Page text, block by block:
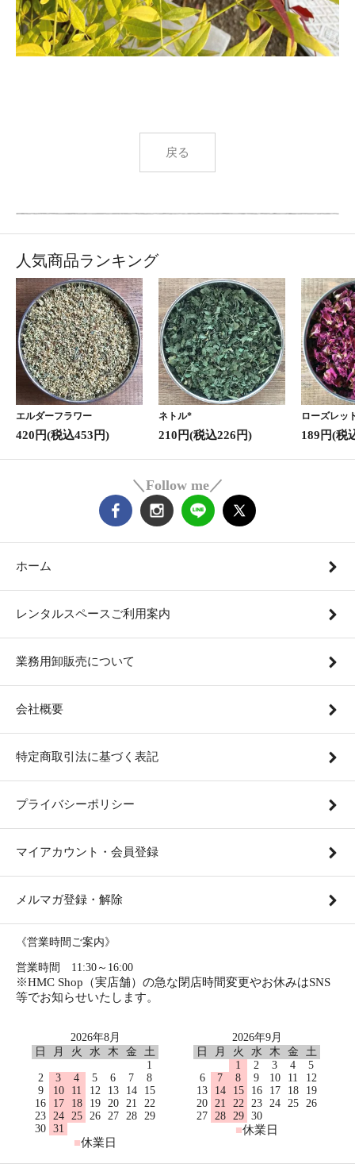
戻る
人気商品ランキング
エルダーフラワー
420円(税込453円)
ネトル*
210円(税込226円)
ローズレッ
189円(税
＼Follow me／
ホーム
レンタルスペースご利用案内
業務用卸販売について
会社概要
特定商取引法に基づく表記
プライバシーポリシー
マイアカウント・会員登録
メルマガ登録・解除
《営業時間ご案内》
営業時間 11:30～16:00
※HMC Shop（実店舗）の急な閉店時間変更やお休みはSNS
等でお知らせいたします。
2026年8月
日
月 火 水 木 金
土
1
2
3 4 5 6 7
8
9
10 11 12 13 14
15
16
17 18 19 20 21
22
23 24 25 26 27 28
29
30 31
■休業日
2026年9月
日
月 火 水 木 金
土
1
2 3 4
5
6
7 8 9 10 11
12
13
14 15 16 17 18
19
20 21 22 23 24 25
26
27 28 29 30
■休業日